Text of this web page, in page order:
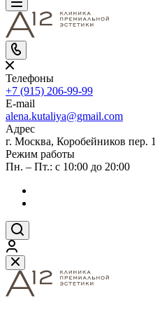
Телефоны
+7 (915) 206-99-99
E-mail
alena.kutaliya@gmail.com
Адрес
г. Москва, Коробейников пер. 1
Режим работы
Пн. – Пт.: с 10:00 до 20:00